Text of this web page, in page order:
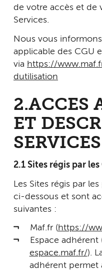
de votre accès et de
Services.
Nous vous
applicable des CGU
via https://
dutilisation
2.ACCES
ET
SERVICES
2.1 Sites régis par les
Les Sites régis par
ci-dessous et sont
suivantes :
Maf.fr (https://
Espace adhérent
espace.maf.fr/).
adhérent permet